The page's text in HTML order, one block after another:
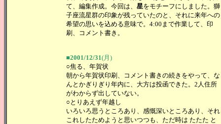
て、編集作成。今回は、 星をモチーフにしました。獅
子座流星群の印象が残っていたのと、それに来年への
希望の思いを込める意味で。4:00まで作業して、印
刷、コメント書き。
■2001/12/31(月)
○焦る、年賀状
朝から年賀状印刷、コメント書きの続きをやって、な
んとかぎりぎり年内に、大方は投函できた。2人住所
がわからず出していない。
○とりあえず年越し
いろいろ思うところあり、感慨深いところあり、それ
これしたためようと思いつつも、ただ時は たたた と